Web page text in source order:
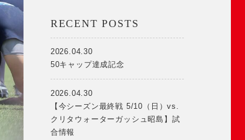
RECENT POSTS
2026.04.30
50キャップ達成記念
2026.04.30
【今シーズン最終戦 5/10（日）vs.
クリタウォーターガッシュ昭島】試
合情報